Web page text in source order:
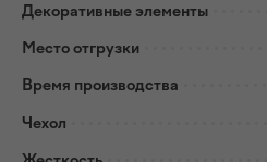
Декоративные элементы
Место отгрузки
Время производства
Чехол